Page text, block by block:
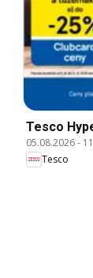
Tesco
05.08.2026-
Tesco